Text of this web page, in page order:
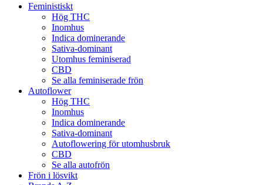
Feministiskt
Hög THC
Inomhus
Indica dominerande
Sativa-dominant
Utomhus feminiserad
CBD
Se alla feminiserade frön
Autoflower
Hög THC
Inomhus
Indica dominerande
Sativa-dominant
Autoflowering för utomhusbruk
CBD
Se alla autofrön
Frön i lösvikt